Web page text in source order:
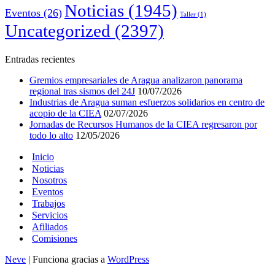
Eventos (26) Noticias (1945) Taller (1)
Uncategorized (2397)
Entradas recientes
Gremios empresariales de Aragua analizaron panorama
regional tras sismos del 24J 10/07/2026
Industrias de Aragua suman esfuerzos solidarios en centro de
acopio de la CIEA 02/07/2026
Jornadas de Recursos Humanos de la CIEA regresaron por
todo lo alto 12/05/2026
Inicio
Noticias
Nosotros
Eventos
Trabajos
Servicios
Afiliados
Comisiones
Neve | Funciona gracias a WordPress